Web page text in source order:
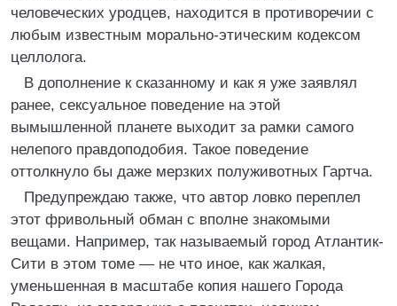
человеческих уродцев, находится в противоречии с
любым известным морально-этическим кодексом
целлолога.
В дополнение к сказанному и как я уже заявлял
ранее, сексуальное поведение на этой
вымышленной планете выходит за рамки самого
нелепого правдоподобия. Такое поведение
оттолкнуло бы даже мерзких полуживотных Гартча.
Предупреждаю также, что автор ловко переплел
этот фривольный обман с вполне знакомыми
вещами. Например, так называемый город Атлантик-
Сити в этом томе — не что иное, как жалкая,
уменьшенная в масштабе копия нашего Города